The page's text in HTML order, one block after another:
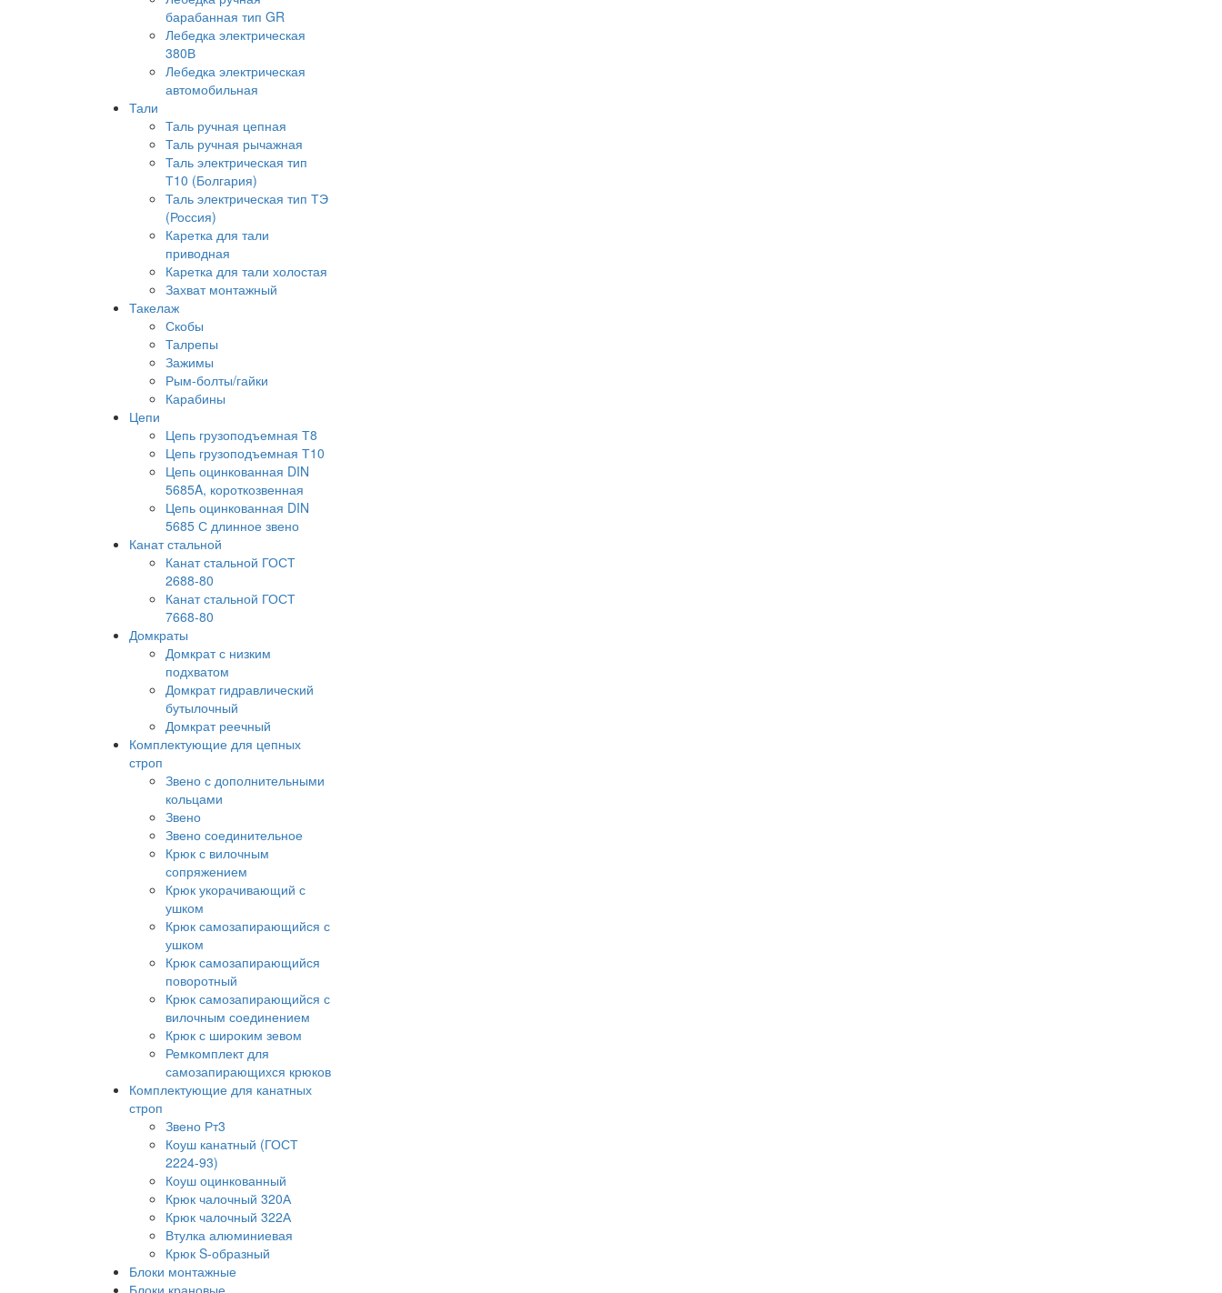
барабанная тип GR
Лебедка электрическая
380В
Лебедка электрическая
автомобильная
Тали
Таль ручная цепная
Таль ручная рычажная
Таль электрическая тип
Т10 (Болгария)
Таль электрическая тип ТЭ
(Россия)
Каретка для тали
приводная
Каретка для тали холостая
Захват монтажный
Такелаж
Скобы
Талрепы
Зажимы
Рым-болты/гайки
Карабины
Цепи
Цепь грузоподъемная Т8
Цепь грузоподъемная Т10
Цепь оцинкованная DIN
5685A, короткозвенная
Цепь оцинкованная DIN
5685 С длинное звено
Канат стальной
Канат стальной ГОСТ
2688-80
Канат стальной ГОСТ
7668-80
Домкраты
Домкрат с низким
подхватом
Домкрат гидравлический
бутылочный
Домкрат реечный
Комплектующие для цепных
строп
Звено с дополнительными
кольцами
Звено
Звено соединительное
Крюк с вилочным
сопряжением
Крюк укорачивающий с
ушком
Крюк самозапирающийся с
ушком
Крюк самозапирающийся
поворотный
Крюк самозапирающийся с
вилочным соединением
Крюк с широким зевом
Ремкомплект для
самозапирающихся крюков
Комплектующие для канатных
строп
Звено Рт3
Коуш канатный (ГОСТ
2224-93)
Коуш оцинкованный
Крюк чалочный 320А
Крюк чалочный 322А
Втулка алюминиевая
Крюк S-образный
Блоки монтажные